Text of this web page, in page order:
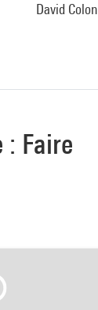
David Colon
: Faire